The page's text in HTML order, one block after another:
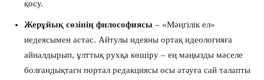
қосу.
Жерұйық сөзінің философиясы – «Мәңгілік ел»
иедеясымен астас. Айтулы идеяны ортақ идеологияға
айналдырып, ұлттық рухқа көшіру – ең маңызды мәселе
болғандықтагн портал редакциясы осы атауға сай талапты